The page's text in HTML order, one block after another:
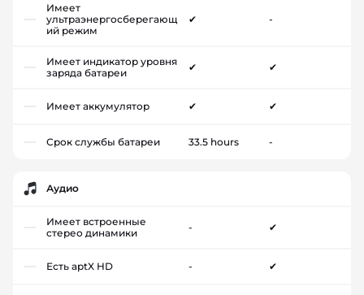
Имеет
ультраэнергосберегающ
ий режим
✔ -
Имеет индикатор уровня
заряда батареи
✔ ✔
Имеет аккумулятор ✔ ✔
Срок службы батареи 33.5 hours -
Аудио
Имеет встроенные
стерео динамики
- ✔
Есть aptX HD - ✔